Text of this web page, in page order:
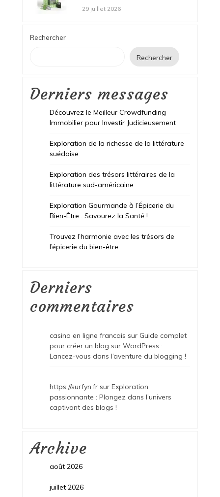
29 juillet 2026
Rechercher
Rechercher
Derniers messages
Découvrez le Meilleur Crowdfunding
Immobilier pour Investir Judicieusement
Exploration de la richesse de la littérature
suédoise
Exploration des trésors littéraires de la
littérature sud-américaine
Exploration Gourmande à l’Épicerie du
Bien-Être : Savourez la Santé !
Trouvez l’harmonie avec les trésors de
l’épicerie du bien-être
Derniers
commentaires
casino en ligne francais sur Guide complet
pour créer un blog sur WordPress :
Lancez-vous dans l’aventure du blogging !
https://surfyn.frsur Exploration
passionnante : Plongez dans l’univers
captivant des blogs !
Archive
août 2026
juillet 2026